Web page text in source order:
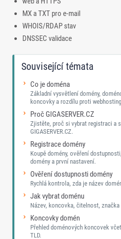
MX a TXT pro e-mail
WHOIS/RDAP stav
DNSSEC validace
Související témata
Co je doména
Základní vysvětlení domény,
koncovky a rozdílu proti
Proč GIGASERVER.CZ
Zjistěte, proč si vybrat registraci a
GIGASERVER.CZ.
Registrace domény
Koupě domény, ověření
domény a první nastavení.
Ověření dostupnosti domény
Rychlá kontrola, zda je název
Jak vybrat doménu
Název, koncovka, čitelnost,
Koncovky domén
Přehled doménových koncovek
TLD.